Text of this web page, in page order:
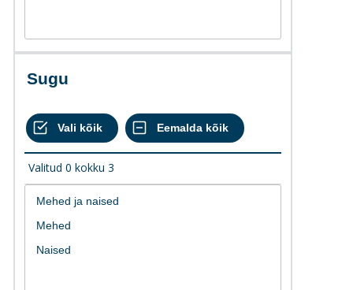
Sugu
Valitud 0 kokku 3